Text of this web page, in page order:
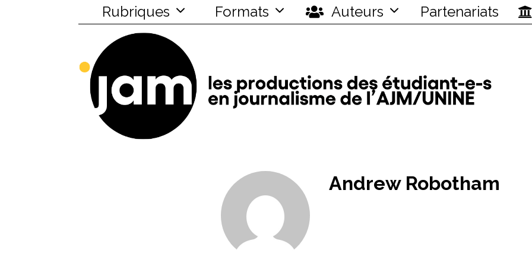
Rubriques Formats Auteurs Partenariats
Andrew Robotham